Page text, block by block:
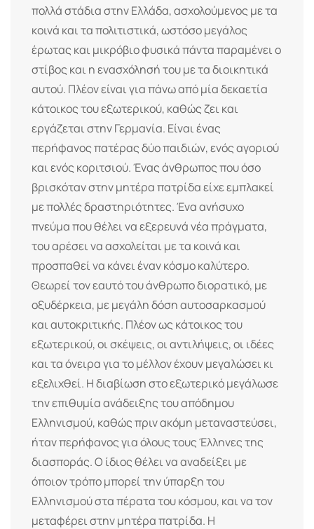
πολλά στάδια στην Ελλάδα, ασχολούμενος με τα
κοινά και τα πολιτιστικά, ωστόσο μεγάλος
έρωτας και μικρόβιο φυσικά πάντα παραμένει ο
στίβος και η ενασχόλησή του με τα διοικητικά
αυτού. Πλέον είναι για πάνω από μία δεκαετία
κάτοικος του εξωτερικού, καθώς ζει και
εργάζεται στην Γερμανία. Είναι ένας
περήφανος πατέρας δύο παιδιών, ενός αγοριού
και ενός κοριτσιού. Ένας άνθρωπος που όσο
βρισκόταν στην μητέρα πατρίδα είχε εμπλακεί
με πολλές δραστηριότητες. Ένα ανήσυχο
πνεύμα που θέλει να εξερευνά νέα πράγματα,
του αρέσει να ασχολείται με τα κοινά και
προσπαθεί να κάνει έναν κόσμο καλύτερο.
Θεωρεί τον εαυτό του άνθρωπο διορατικό, με
οξυδέρκεια, με μεγάλη δόση αυτοσαρκασμού
και αυτοκριτικής. Πλέον ως κάτοικος του
εξωτερικού, οι σκέψεις, οι αντιλήψεις, οι ιδέες
και τα όνειρα για το μέλλον έχουν μεγαλώσει κι
εξελιχθεί. Η διαβίωση στο εξωτερικό μεγάλωσε
την επιθυμία ανάδειξης του απόδημου
Ελληνισμού, καθώς πριν ακόμη μεταναστεύσει,
ήταν περήφανος για όλους τους Έλληνες της
διασποράς. Ο ίδιος θέλει να αναδείξει με
όποιον τρόπο μπορεί την ύπαρξη του
Ελληνισμού στα πέρατα του κόσμου, και να τον
μεταφέρει στην μητέρα πατρίδα. Η